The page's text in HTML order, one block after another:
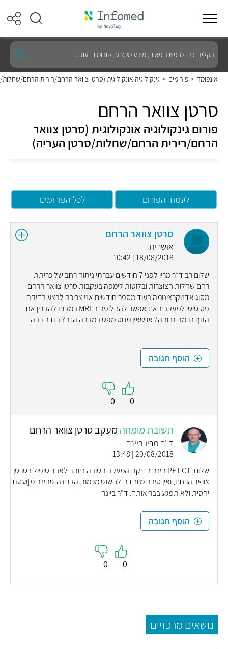
הקלידו
כדי
לחפש
רופאים,
מידע
ועוד...
אינפומד > פורומים > גינקולוגיה אונקולוגית (סרטן צוואר הרחם/רירית הרחם/
סרטן צוואר הרחם
פורום גינקולוגיה אונקולוגית (סרטן צוואר
הרחם/רירית הרחם/שחלות/סרטן העריה)
לעמוד הפורום לכל הפורומים
סרטן צוואר הרחם
אושרית
18/08/2018 | 10:42
שלום רב ד״ר מריו לפני 7 חודשים עברתי ניתוח רחב של כריתת
רחם שחלות חצוצרות ובלוטות לימפה בעקבות סרטן צוואר הרחם
מסוג אדנוקרצינומה בעוד מספר חודשים אני צריכה לבצע בדיקת
פט סיטי למעקב האם אפשר להחליפה ב-MRI במקום להקרין את
הגוף ברמה גבוהה? או שאין מנוס מפט במקרה הזה? תודה רבה
הוסף תגובה
0
0
תשובת מומחה מעקב סרטן צוואר הרחם
ד"ר מריו ביינר
20/08/2018 | 13:48
שלום, PET CT הינה בדיקת המעקב הטובה ביותר לאחר טיפול בסרטן
צוואר הרחם, ואין סיבה מיוחדת לחשוש מכמות הקרינה שהינה מ[ועטת
יחסית ולא תפגע בבריאותך. ד"ר ביינר
הוסף תגובה
0
0
נושאים מרכזיים
מום
מלידה,